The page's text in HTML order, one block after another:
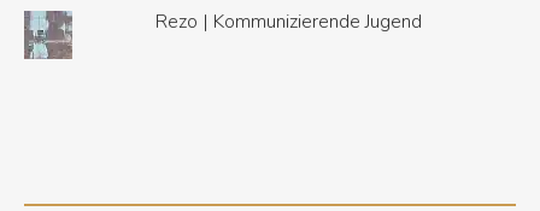
Rezo | Kommunizierende Jugend